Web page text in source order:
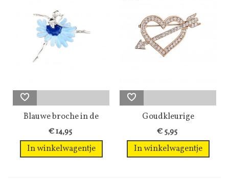
Blauwe broche in de
vorm van een...
€ 14,95
In winkelwagentje
Goudkleurige
hartvormige broche...
€ 5,95
In winkelwagentje